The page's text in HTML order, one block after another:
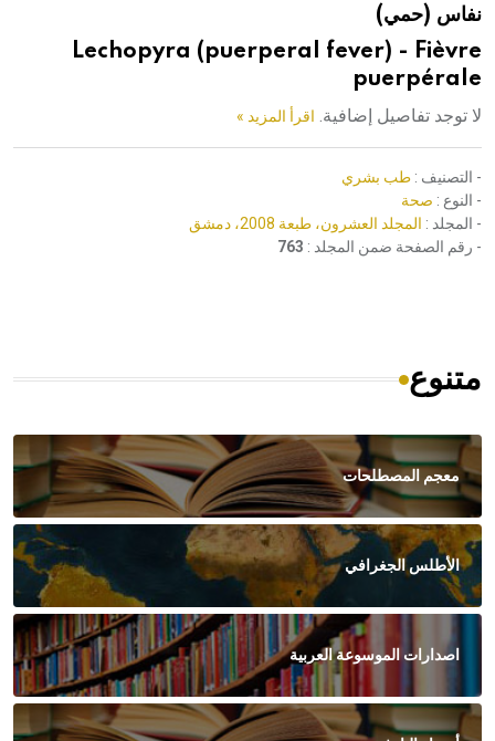
هيئة الموسوعة العربية تطلق موسوعات جديدة في عام 2026نفاس (حمي)
Lechopyra (puerperal fever) - Fièvre
puerpérale
لا توجد تفاصيل إضافية. اقرأ المزيد »
- التصنيف : طب بشري
- النوع : صحة
- المجلد : المجلد العشرون، طبعة 2008، دمشق
- رقم الصفحة ضمن المجلد : 763
متنوع
معجم المصطلحات
الأطلس الجغرافي
اصدارات الموسوعة العربية